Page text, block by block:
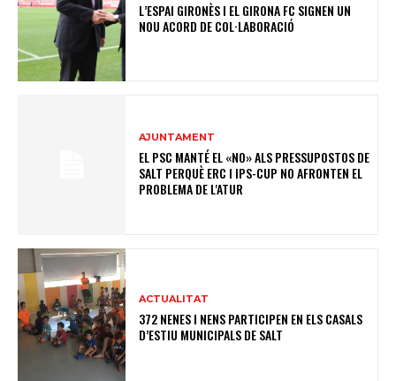
L’ESPAI GIRONÈS I EL GIRONA FC SIGNEN UN
NOU ACORD DE COL·LABORACIÓ
AJUNTAMENT
EL PSC MANTÉ EL «NO» ALS PRESSUPOSTOS DE
SALT PERQUÈ ERC I IPS-CUP NO AFRONTEN EL
PROBLEMA DE L'ATUR
ACTUALITAT
372 NENES I NENS PARTICIPEN EN ELS CASALS
D’ESTIU MUNICIPALS DE SALT